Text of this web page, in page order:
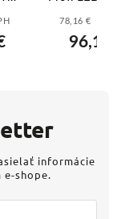
-
78,16 € bez
96,14
informácie
e-shope.